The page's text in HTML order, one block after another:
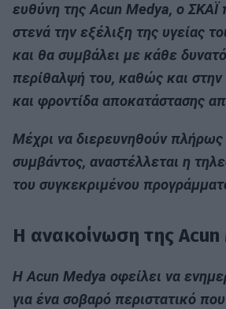
ευθύνη της Acun Medya, ο ΣΚΑΪ
στενά την εξέλιξη της υγείας
και θα συμβάλει με κάθε
περίθαλψή του, καθώς και στην
και φροντίδα αποκατάστασης
Μέχρι να διερευνηθούν πλήρως
συμβάντος, αναστέλλεται η
του συγκεκριμένου
Η ανακοίνωση της Acun
Η Acun Medya οφείλει να
για ένα σοβαρό περιστατικό